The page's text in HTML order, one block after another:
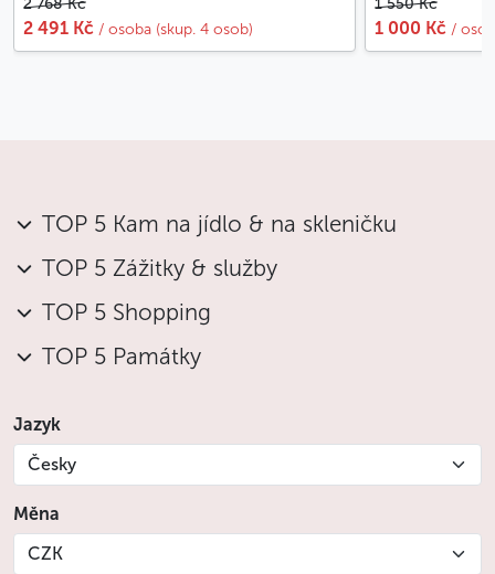
2 768 Kč
2 491 Kč / osoba (skup. 4 osob)
1 550 Kč
1 000 Kč /
TOP 5 Kam na jídlo & na skleničku
TOP 5 Zážitky & služby
TOP 5 Shopping
TOP 5 Památky
Jazyk
Česky
Měna
CZK